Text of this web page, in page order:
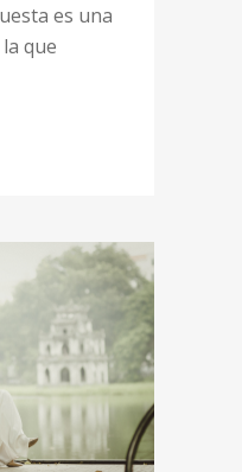
es una
que